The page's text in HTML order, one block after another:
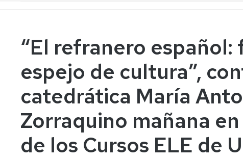
“El refranero
espejo de cultura”,
catedrática María
Zorraquino mañana
de los Cursos ELE de